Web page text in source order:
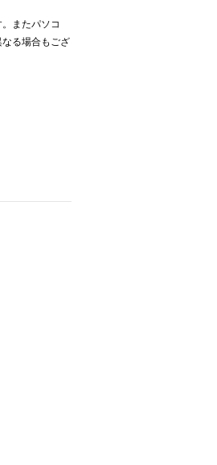
またパソコ
る場合もござ